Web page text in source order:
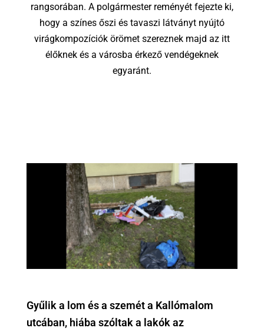
rangsorában. A polgármester reményét fejezte ki,
hogy a színes őszi és tavaszi látványt nyújtó
virágkompozíciók örömet szereznek majd az itt
élőknek és a városba érkező vendégeknek
egyaránt.
Gyűlik a lom és a szemét a Kallómalom
utcában, hiába szóltak a lakók az